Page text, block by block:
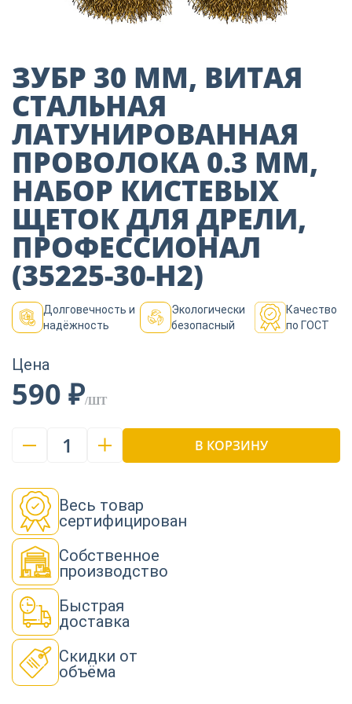
Пиломатериалы
Декор
Изоляция
Инструменты
Продукция из
дерева
Строительство
ЗУБР 30 ММ, ВИТАЯ
СТАЛЬНАЯ
ЛАТУНИРОВАННАЯ
ПРОВОЛОКА 0.3 ММ,
НАБОР КИСТЕВЫХ
ЩЕТОК ДЛЯ ДРЕЛИ,
ПРОФЕССИОНАЛ
(35225-30-H2)
Долговечность и
надёжность
Экологически
безопасный
Качество
по ГОСТ
Цена
590 ₽/ШТ
1 В КОРЗИНУ
Весь товар
сертифицирован
Собственное
производство
Быстрая
доставка
Скидки от
объёма